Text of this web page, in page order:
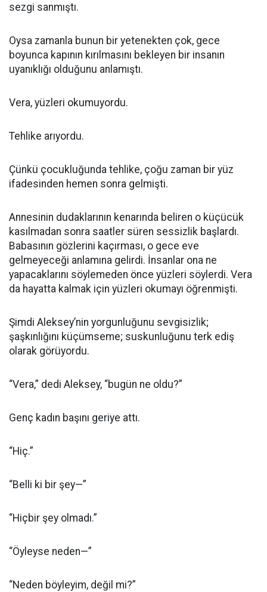
sezgi sanmıştı.
Oysa zamanla bunun bir yetenekten çok, gece
boyunca kapının kırılmasını bekleyen bir insanın
uyanıklığı olduğunu anlamıştı.
Vera, yüzleri okumuyordu.
Tehlike arıyordu.
Çünkü çocukluğunda tehlike, çoğu zaman bir yüz
ifadesinden hemen sonra gelmişti.
Annesinin dudaklarının kenarında beliren o küçücük
kasılmadan sonra saatler süren sessizlik başlardı.
Babasının gözlerini kaçırması, o gece eve
gelmeyeceği anlamına gelirdi. İnsanlar ona ne
yapacaklarını söylemeden önce yüzleri söylerdi. Vera
da hayatta kalmak için yüzleri okumayı öğrenmişti.
Şimdi Aleksey’nin yorgunluğunu sevgisizlik;
şaşkınlığını küçümseme; suskunluğunu terk ediş
olarak görüyordu.
“Vera,” dedi Aleksey, “bugün ne oldu?”
Genç kadın başını geriye attı.
“Hiç.”
“Belli ki bir şey—”
“Hiçbir şey olmadı.”
“Öyleyse neden—”
“Neden böyleyim, değil mi?”